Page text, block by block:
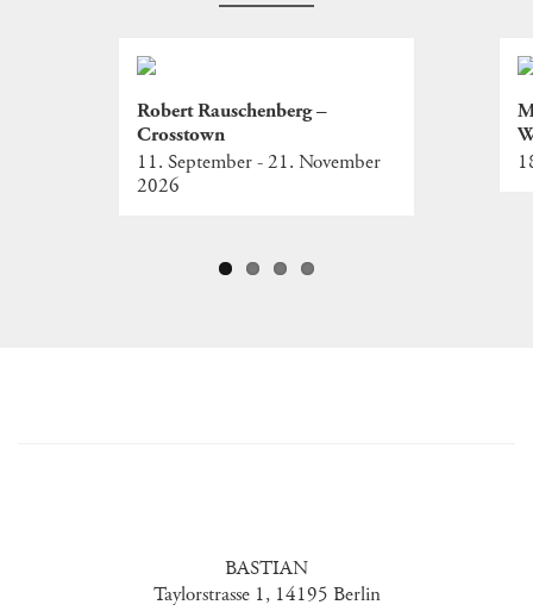
Robert Rauschenberg –
Crosstown
11. September - 21. November
2026
BASTIAN
Taylorstrasse 1, 14195 Berlin